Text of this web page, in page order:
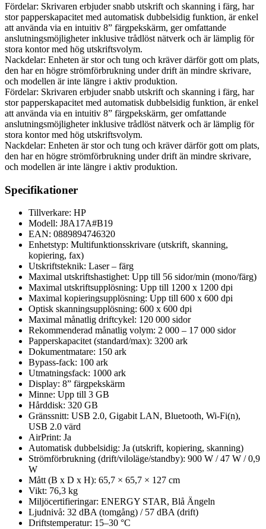
Fördelar: Skrivaren erbjuder snabb utskrift och skanning i färg, har
stor papperskapacitet med automatisk dubbelsidig funktion, är enkel
att använda via en intuitiv 8” färgpekskärm, ger omfattande
anslutningsmöjligheter inklusive trådlöst nätverk och är lämplig för
stora kontor med hög utskriftsvolym.
Nackdelar: Enheten är stor och tung och kräver därför gott om plats,
den har en högre strömförbrukning under drift än mindre skrivare,
och modellen är inte längre i aktiv produktion.
Fördelar: Skrivaren erbjuder snabb utskrift och skanning i färg, har
stor papperskapacitet med automatisk dubbelsidig funktion, är enkel
att använda via en intuitiv 8” färgpekskärm, ger omfattande
anslutningsmöjligheter inklusive trådlöst nätverk och är lämplig för
stora kontor med hög utskriftsvolym.
Nackdelar: Enheten är stor och tung och kräver därför gott om plats,
den har en högre strömförbrukning under drift än mindre skrivare,
och modellen är inte längre i aktiv produktion.
Specifikationer
Tillverkare: HP
Modell: J8A17A#B19
EAN: 0889894746320
Enhetstyp: Multifunktionsskrivare (utskrift, skanning,
kopiering, fax)
Utskriftsteknik: Laser – färg
Maximal utskriftshastighet: Upp till 56 sidor/min (mono/färg)
Maximal utskriftsupplösning: Upp till 1200 x 1200 dpi
Maximal kopieringsupplösning: Upp till 600 x 600 dpi
Optisk skanningsupplösning: 600 x 600 dpi
Maximal månatlig driftcykel: 120 000 sidor
Rekommenderad månatlig volym: 2 000 – 17 000 sidor
Papperskapacitet (standard/max): 3200 ark
Dokumentmatare: 150 ark
Bypass-fack: 100 ark
Utmatningsfack: 1000 ark
Display: 8” färgpekskärm
Minne: Upp till 3 GB
Hårddisk: 320 GB
Gränssnitt: USB 2.0, Gigabit LAN, Bluetooth, Wi-Fi(n),
USB 2.0 värd
AirPrint: Ja
Automatisk dubbelsidig: Ja (utskrift, kopiering, skanning)
Strömförbrukning (drift/viloläge/standby): 900 W / 47 W / 0,9
W
Mått (B x D x H): 65,7 × 65,7 × 127 cm
Vikt: 76,3 kg
Miljöcertifieringar: ENERGY STAR, Blå Ängeln
Ljudnivå: 32 dBA (tomgång) / 57 dBA (drift)
Driftstemperatur: 15–30 °C